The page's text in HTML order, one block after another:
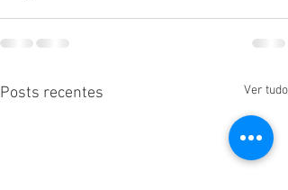
Posts recentes Ver tudo